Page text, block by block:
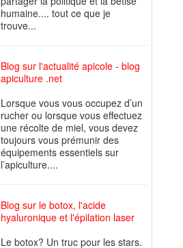
humaine.... tout ce que je
trouve...
Blog sur l'actualité apicole - blog
apiculture .net
Lorsque vous vous occupez d’un
rucher ou lorsque vous effectuez
une récolte de miel, vous devez
toujours vous prémunir des
équipements essentiels sur
l’apiculture....
Blog sur le botox, l'acide
hyaluronique et l'épilation laser
Le botox? Un truc pour les stars.